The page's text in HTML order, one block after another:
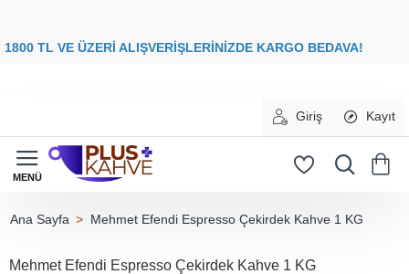
00 TL VE ÜZERİ ALIŞVERİŞLERİNİZDE KARGO
Giriş Kayıt
Mehmet Efendi Espresso Çekirdek Kahve 1 KG
Mehmet Efendi Espresso Çekirdek Kahve 1 KG